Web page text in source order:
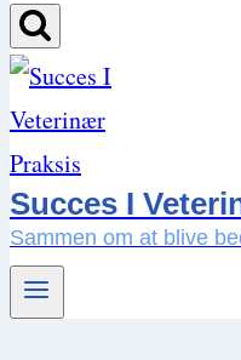
Succes I
Sammen om at blive